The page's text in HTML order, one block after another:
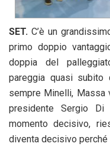
SET. C’è un
primo doppio
doppia del
pareggia quasi
sempre Minelli, Massa
presidente Sergio
momento decisivo,
diventa decisivo perché